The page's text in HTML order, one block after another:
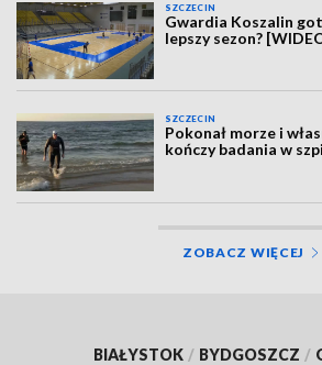
SZCZECIN
Gwardia Koszalin
lepszy sezon?
SZCZECIN
Pokonał morze i
kończy badania w
ZOBACZ WIĘCEJ
BIAŁYSTOK / BYDGOSZCZ /